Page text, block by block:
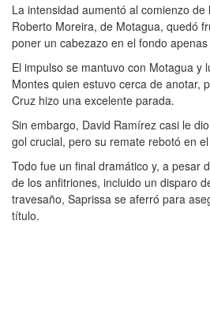
La intensidad aumentó al comienzo
Roberto Moreira, de Motagua, quedó
poner un cabezazo en el fondo
El impulso se mantuvo con Motagua y
Montes quien estuvo cerca de anotar,
Cruz hizo una excelente parada.
Sin embargo, David Ramírez casi le
gol crucial, pero su remate rebotó en
Todo fue un final dramático y, a pesar
de los anfitriones, incluido un disparo
travesaño, Saprissa se aferró para
título.